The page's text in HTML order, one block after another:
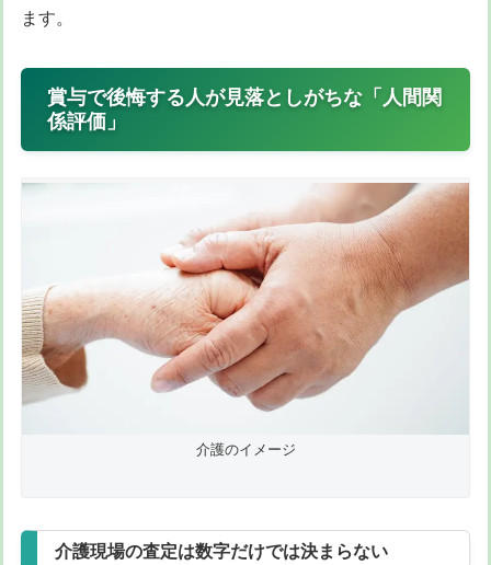
ます。
賞与で後悔する人が見落としがちな「人間関
係評価」
介護のイメージ
介護現場の査定は数字だけでは決まらない